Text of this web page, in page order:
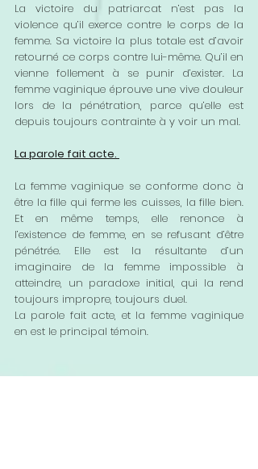
La victoire du patriarcat n’est pas la
violence qu’il exerce contre le corps de la
femme. Sa victoire la plus totale est d’avoir
retourné ce corps contre lui-même. Qu’il en
vienne follement à se punir d’exister. La
femme vaginique éprouve une vive douleur
lors de la pénétration, parce qu’elle est
depuis toujours contrainte à y voir un mal.
La parole fait acte.
La femme vaginique se conforme donc à
être la fille qui ferme les cuisses, la fille bien.
Et en même temps, elle renonce à
l’existence de femme, en se refusant d’être
pénétrée. Elle est la résultante d’un
imaginaire de la femme impossible à
atteindre, un paradoxe initial, qui la rend
toujours impropre, toujours duel.
La parole fait acte, et la femme vaginique
en est le principal témoin.